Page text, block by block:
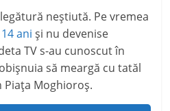
neștiută. Pe vremea
ani și nu devenise
TV s-au cunoscut în
să meargă cu tatăl
Piața Moghioroș.